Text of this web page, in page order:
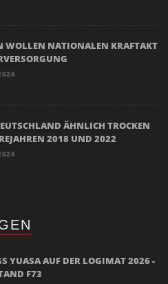
WOLLEN NATIONALEN KRAFTAKT
ÄHNLICH TROCKEN
2018 UND 2022
YUASA AUF DER LOGIMAT 2026 -
F73